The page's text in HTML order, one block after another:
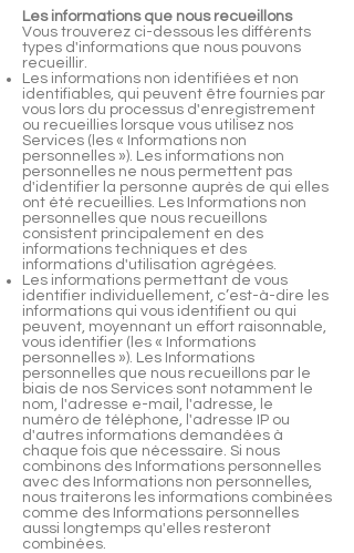
Les informations que nous recueillons
Vous trouverez ci-dessous les différents
types d'informations que nous pouvons
recueillir.
Les informations non identifiées et non
identifiables, qui peuvent être fournies par
vous lors du processus d'enregistrement
ou recueillies lorsque vous utilisez nos
Services (les « Informations non
personnelles »). Les informations non
personnelles ne nous permettent pas
d'identifier la personne auprès de qui elles
ont été recueillies. Les Informations non
personnelles que nous recueillons
consistent principalement en des
informations techniques et des
informations d'utilisation agrégées.
Les informations permettant de vous
identifier individuellement, c’est-à-dire les
informations qui vous identifient ou qui
peuvent, moyennant un effort raisonnable,
vous identifier (les « Informations
personnelles »). Les Informations
personnelles que nous recueillons par le
biais de nos Services sont notamment le
nom, l'adresse e-mail, l'adresse, le
numéro de téléphone, l'adresse IP ou
d'autres informations demandées à
chaque fois que nécessaire. Si nous
combinons des Informations personnelles
avec des Informations non personnelles,
nous traiterons les informations combinées
comme des Informations personnelles
aussi longtemps qu'elles resteront
combinées.